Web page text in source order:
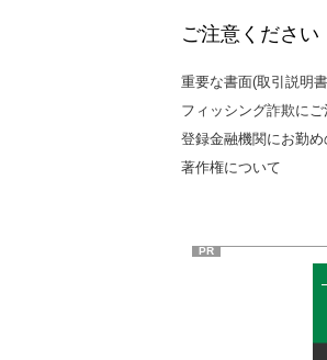
ご注意ください
重要な書面(取引説明
フィッシング詐欺にご
登録金融機関にお勤め
著作権について
PR